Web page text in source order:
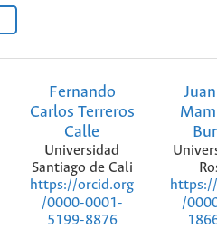
Fernando
Carlos Terreros
Calle
Universidad
Santiago de Cali
https://orcid.org
/0000-0001-
5199-8876
/